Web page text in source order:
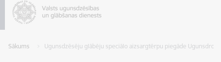
Sākums Ugunsdzēsēju glābēju speciālo aizsargtērpu piegāde